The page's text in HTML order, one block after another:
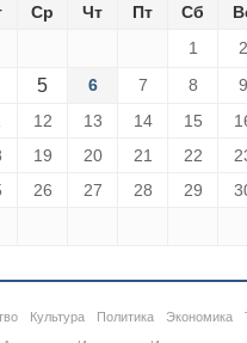
Ср Чт Пт Сб
1
2
5 6 7 8
9
12 13 14 15
19 20 21 22
26 27 28 29
Культура Политика Экономика